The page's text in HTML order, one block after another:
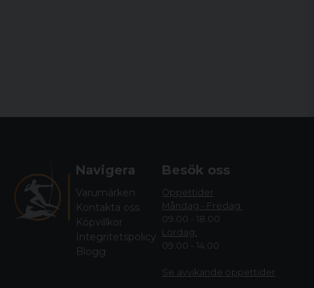
Navigera
Varumärken
Kontakta oss
Köpvillkor
Integritetspolicy
Blogg
Besök oss
Öppettider
Måndag - Fredag:
09.00 - 18.00
Lördag:
09.00 - 14.00
Se avvikande öppettider